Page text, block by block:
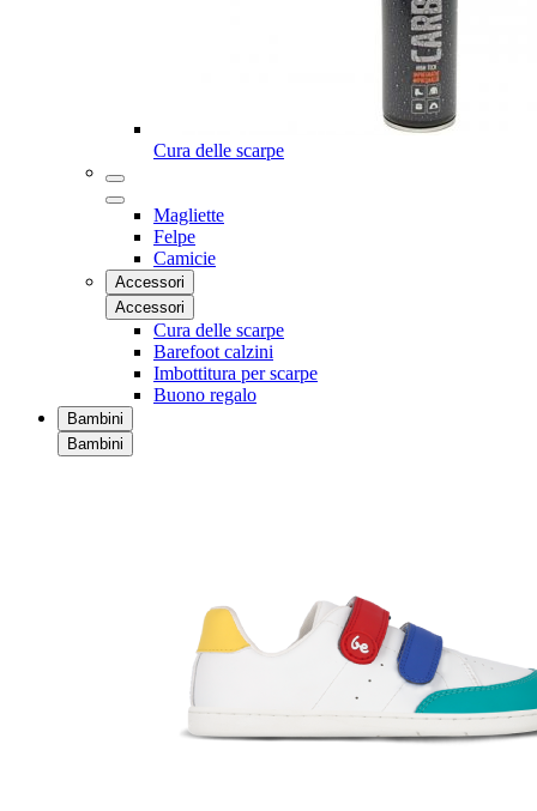
Cura delle scarpe
Magliette
Felpe
Camicie
Accessori
Accessori
Cura delle scarpe
Barefoot calzini
Imbottitura per scarpe
Buono regalo
Bambini
Bambini